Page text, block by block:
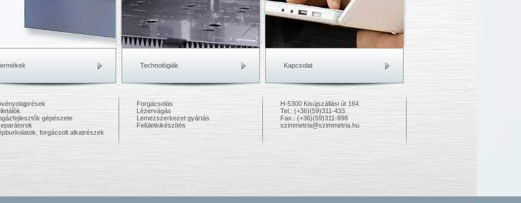
gépészete
forgácsolt alkatrészek
Forgácsolás
Lézervágás
Lemezszerkezet gyártás
Felületkikészítés
Technológiák
H-5300 Kisújszállási út 164.
Tel.: (+36)(59)311-433
Fax.: (+36)(59)311-898
szimmetria@szimmetria.hu
Kapcsolat